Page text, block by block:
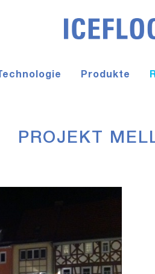
Technologie Produkte
PROJEKT